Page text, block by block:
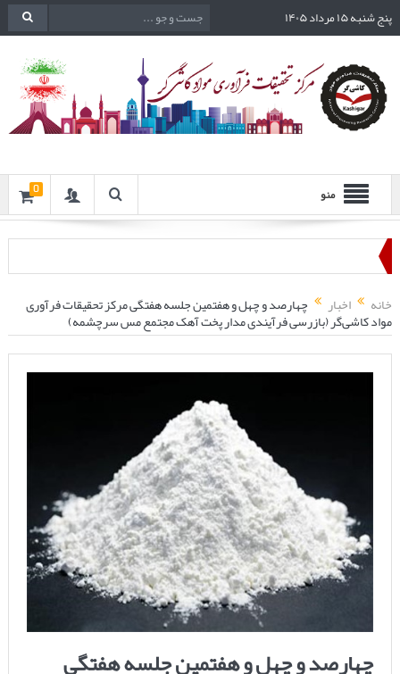
پنج شنبه ۱۵ مرداد ۱۴۰۵
منو 0
خانه اخبار چهارصد و چهل و هفتمین جلسه هفتگی مرکز تحقیقات فرآوری
مواد کاشی‌گر (بازرسی فرآیندی مدار پخت آهک مجتمع مس سرچشمه)
چهارصد و چهل و هفتمین جلسه هفتگی